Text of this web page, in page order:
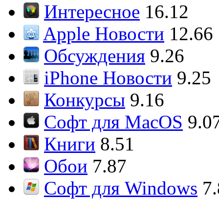
Интересное 16.12
Apple Новости 12.66
Обсуждения 9.26
iPhone Новости 9.25
Конкурсы 9.16
Софт для MacOS
Книги 8.51
Обои 7.87
Софт для Windows